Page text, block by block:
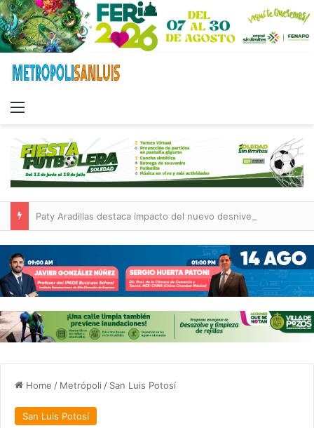
Home / Metrópoli / San Luis Potosí
San Luis Potosí